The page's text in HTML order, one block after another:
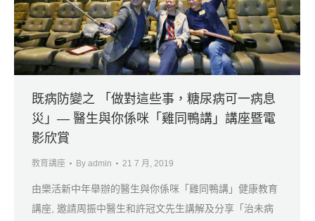
既病防變之 「做對這些事，糖尿病可一病息
災」— 醫生與你係咪「雞同鴨講」講座暨電
影欣賞
教育講座 By admin 21 7 月, 2019
由樂活新中年舉辦的醫生與你係咪「雞同鴨講」健康教育
講座, 邀請周振中醫生和許冠文先生講解及分享「治未病